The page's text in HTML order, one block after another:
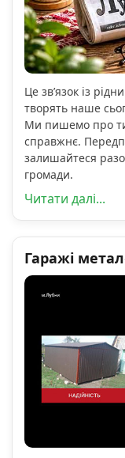
Це зв’язок із
творять наше
Ми пишемо про
справжнє.
залишайтеся
громади.
Читати далі...
Гаражі